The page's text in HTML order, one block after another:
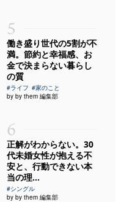
5
働き盛り世代の5割が不
満。節約と幸福感、お
金で決まらない暮らし
の質
#ライフ #家のこと
by by them 編集部
6
正解がわからない。30
代未婚女性が抱える不
安と、行動できない本
当の理...
#シングル
by by them 編集部